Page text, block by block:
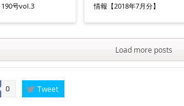
号vol.3
情報【2018年7月分】
Load more posts
0 Tweet